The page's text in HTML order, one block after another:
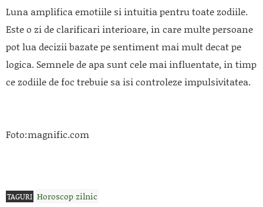
Luna amplifica emotiile si intuitia pentru toate zodiile.
Este o zi de clarificari interioare, in care multe persoane
pot lua decizii bazate pe sentiment mai mult decat pe
logica. Semnele de apa sunt cele mai influentate, in timp
ce zodiile de foc trebuie sa isi controleze impulsivitatea.
Foto:magnific.com
TAGURI Horoscop zilnic